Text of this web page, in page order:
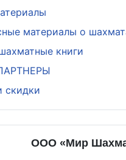
материалы о
книги
скидки
ООО «Мир